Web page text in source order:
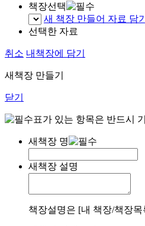
책장선택
새 책장 만들어 자료 담기
선택한 자료
취소 내책장에 담기
새책장 만들기
닫기
표가 있는 항목은 반드시
새책장 명
새책장 설명
책장설명은 [내 책장/책장